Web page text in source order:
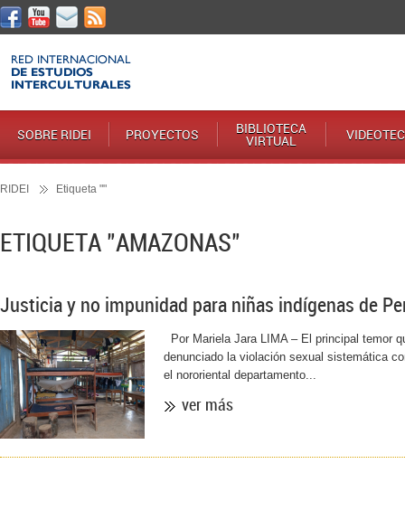
SOBRE RIDEI PROYECTOS BIBLIOTECA
VIRTUAL
RIDEI Etiqueta ""
ETIQUETA "AMAZONAS"
Justicia y no impunidad para niñas indígenas de
Por Mariela Jara LIMA – El principal temor
denunciado la violación sexual sistemática
el nororiental departamento...
ver más